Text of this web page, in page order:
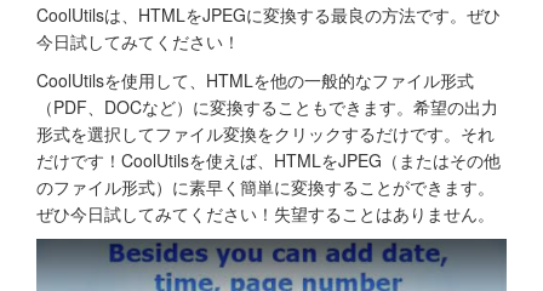
CoolUtilsは、HTMLをJPEGに変換する最良の方法です。ぜひ
今日試してみてください！
CoolUtilsを使用して、HTMLを他の一般的なファイル形式
（PDF、DOCなど）に変換することもできます。希望の出力
形式を選択してファイル変換をクリックするだけです。それ
だけです！CoolUtilsを使えば、HTMLをJPEG（またはその他
のファイル形式）に素早く簡単に変換することができます。
ぜひ今日試してみてください！失望することはありません。